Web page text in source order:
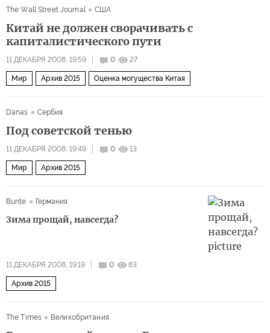
The Wall Street Journal США
Китай не должен сворачивать с
капиталистического пути
11 ДЕКАБРЯ 2008, 19:59 0 27
Мир Архив 2015 Оценка могущества Китая
Danas Сербия
Под советской тенью
11 ДЕКАБРЯ 2008, 19:49 0 13
Мир Архив 2015
Bunte Германия
Зима прощай, навсегда?
11 ДЕКАБРЯ 2008, 19:19 0 83
Архив 2015
The Times Великобритания